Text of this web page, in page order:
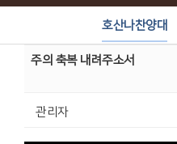
호산나찬양대
주의 축복 내려주소서
관리자